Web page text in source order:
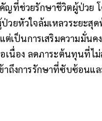
ญที่ช่วยรักษาชีวิตผู้ป่วย
ยหัวใจล้มเหลวระยะสุ
ต่เป็นการเสริมความมั่น
เนื่อง ลดภาระต้นทุนที่ไ
ถึงการรักษาที่ซับซ้อนแล